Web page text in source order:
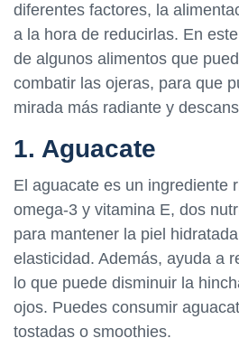
diferentes factores, la
a la hora de reducirlas. En
de algunos alimentos que
combatir las ojeras, para que
mirada más radiante y
1. Aguacate
El aguacate es un ingrediente
omega-3 y vitamina E, dos
para mantener la piel
elasticidad. Además, ayuda a
lo que puede disminuir la
ojos. Puedes consumir
tostadas o smoothies.